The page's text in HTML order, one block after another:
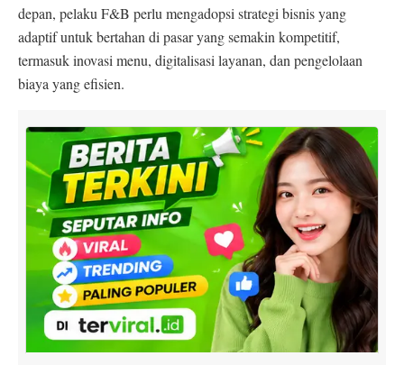
depan, pelaku F&B perlu mengadopsi strategi bisnis yang
adaptif untuk bertahan di pasar yang semakin kompetitif,
termasuk inovasi menu, digitalisasi layanan, dan pengelolaan
biaya yang efisien.